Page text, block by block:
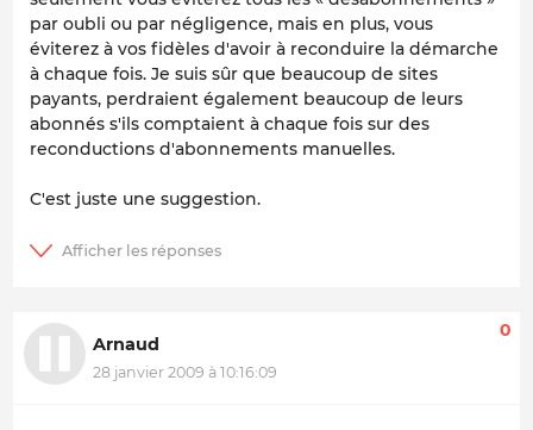
par oubli ou par négligence, mais en plus, vous
éviterez à vos fidèles d'avoir à reconduire la démarche
à chaque fois. Je suis sûr que beaucoup de sites
payants, perdraient également beaucoup de leurs
abonnés s'ils comptaient à chaque fois sur des
reconductions d'abonnements manuelles.
C'est juste une suggestion.
Arnaud
28 janvier 2009 à 10:16:09
0